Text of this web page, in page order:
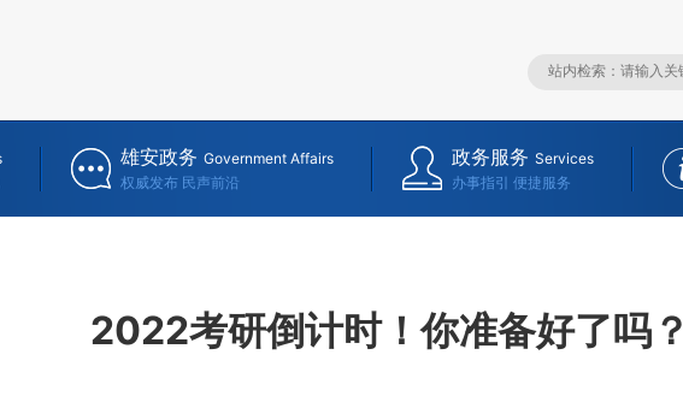
雄安政务 Government Affairs
权威发布 民声前沿
政务服务 Services
办事指引 便捷服务
2022考研倒计时！你准备好了吗？